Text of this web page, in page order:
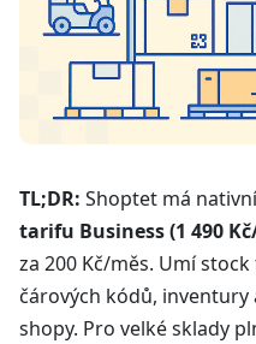
TL;DR: Shoptet má
tarifu Business (1 490
za 200 Kč/měs. Umí
čárových kódů, inventury
shopy. Pro velké sklady